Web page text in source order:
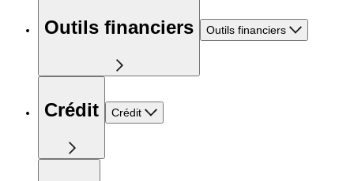
Outils financiers Outils financiers
Crédit Crédit